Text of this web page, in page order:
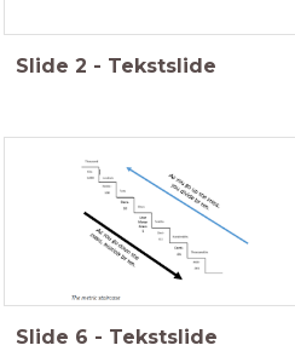
Slide 2 - Tekstslide
Slide 6 - Tekstslide